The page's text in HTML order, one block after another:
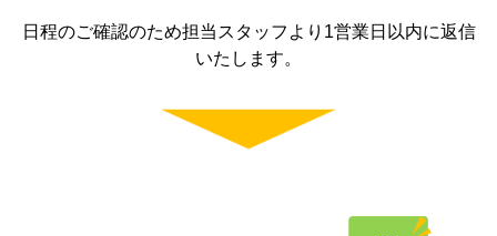
日程のご確認のため担当スタッフより1営業日以内に返信
いたします。